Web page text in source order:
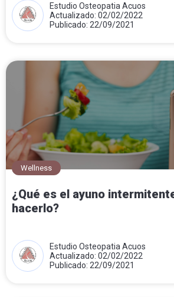
Estudio Osteopatia Acuos
Actualizado: 02/02/2022
Publicado: 22/09/2021
Wellness
¿Qué es el ayuno
hacerlo?
Estudio Osteopatia Acuos
Actualizado: 02/02/2022
Publicado: 22/09/2021